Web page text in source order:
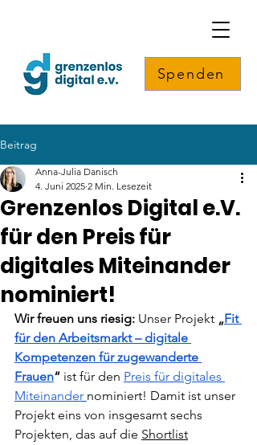
Spenden
Beitrag
Grenzenlos Digital e.V.
für den Preis für
digitales Miteinander
nominiert!
Anna-Julia Danisch
4. Juni 2025 2 Min. Lesezeit
Wir freuen uns riesig: Unser Projekt „Fit
für den Arbeitsmarkt – digitale
Kompetenzen für zugewanderte
Frauen“ ist für den Preis für digitales
Miteinander nominiert! Damit ist unser
Projekt eins von insgesamt sechs
Projekten, das auf die Shortlist